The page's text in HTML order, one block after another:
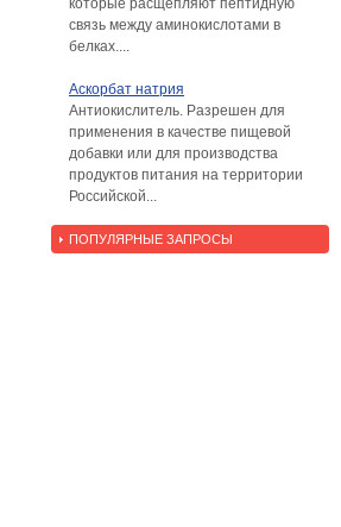
которые расщепляют пептидную
связь между аминокислотами в
белках....
Аскорбат натрия
Антиокислитель. Разрешен для
применения в качестве пищевой
добавки или для производства
продуктов питания на территории
Российской...
ПОПУЛЯРНЫЕ ЗАПРОСЫ